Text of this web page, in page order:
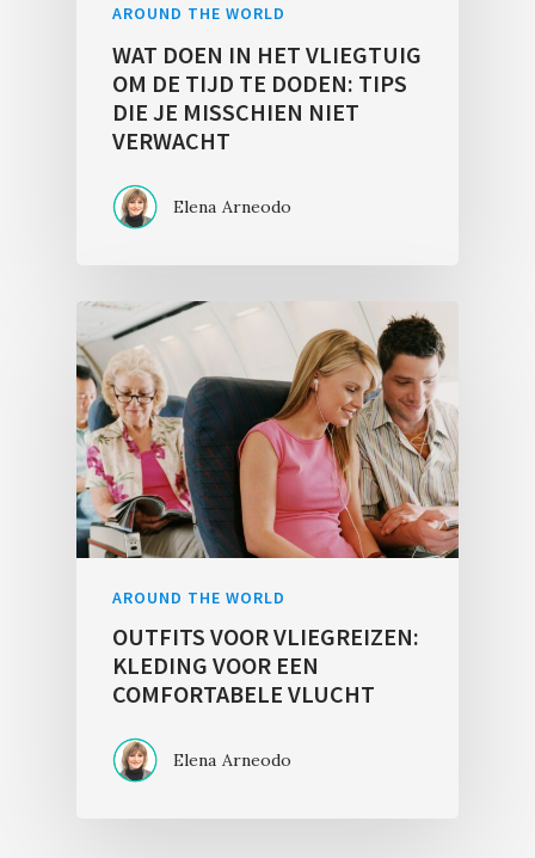
AROUND THE WORLD
WAT DOEN IN HET VLIEGTUIG
OM DE TIJD TE DODEN: TIPS
DIE JE MISSCHIEN NIET
VERWACHT
Elena Arneodo
AROUND THE WORLD
OUTFITS VOOR VLIEGREIZEN:
KLEDING VOOR EEN
COMFORTABELE VLUCHT
Elena Arneodo